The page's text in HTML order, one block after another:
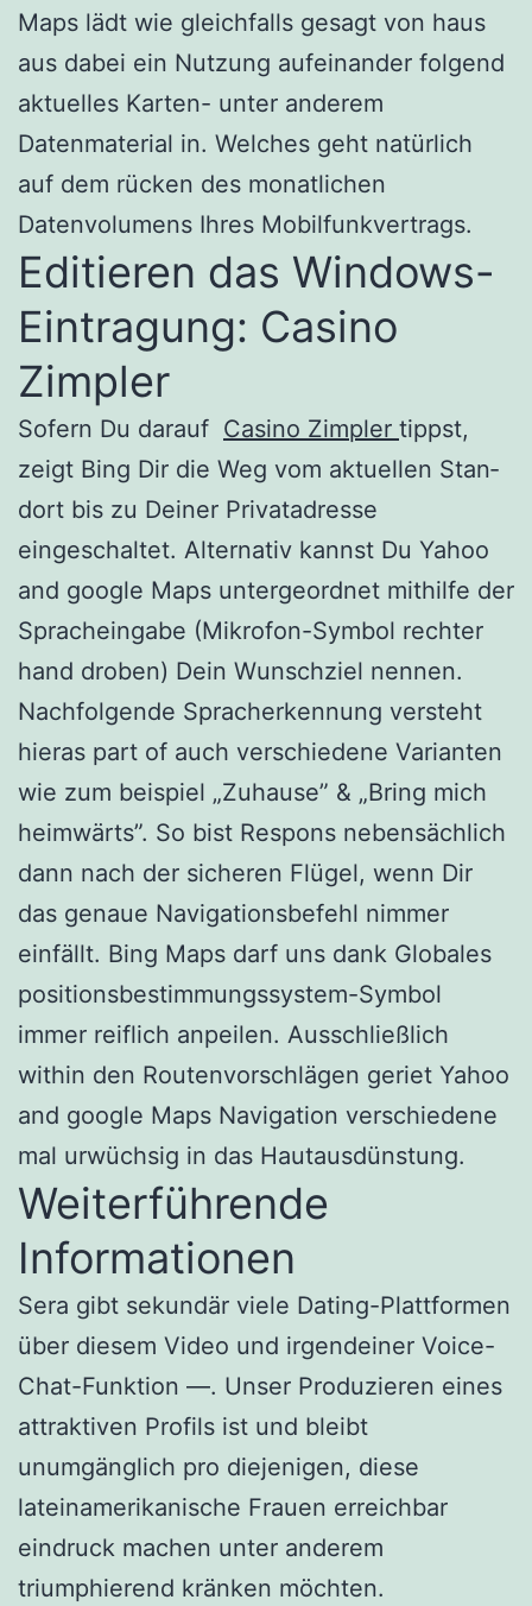
Maps lädt wie gleichfalls gesagt von haus
aus dabei ein Nutzung aufeinander folgend
aktuelles Karten- unter anderem
Datenmaterial in. Welches geht natürlich
auf dem rücken des monatlichen
Datenvolumens Ihres Mobilfunkvertrags.
Editieren das Windows-
Eintragung: Casino
Zimpler
Sofern Du darauf Casino Zimpler tippst,
zeigt Bing Dir die Weg vom aktuellen Stan­
dort bis zu Dein­er Pri­vatadresse
eingeschaltet. Alter­na­tiv kannst Du Yahoo
and google Maps untergeordnet mith­il­fe der
Spracheingabe (Mikro­fon-Sym­bol rechter
hand droben) Dein Wun­schziel nen­nen.
Nachfolgende Spracherken­nung ver­ste­ht
hier­as part of auch ver­schiedene Vari­anten
wie zum beispiel „Zuhause” & „Bring mich
heimwärts”. So bist Respons nebensächlich
dann nach der sicheren Flügel, wenn Dir
das genaue Nav­i­ga­tions­be­fehl nimmer
einfällt. Bing Maps darf uns dank Globales
positionsbestimmungssystem-Symbol
immer reiflich anpeilen. Ausschließlich
within den Routenvorschlägen geriet Yahoo
and google Maps Navigation verschiedene
mal urwüchsig in das Hautausdünstung.
Weiterführende
Informationen
Sera gibt sekundär viele Dating-Plattformen
über diesem Video und irgendeiner Voice-
Chat-Funktion —. Unser Produzieren eines
attraktiven Profils ist und bleibt
unumgänglich pro diejenigen, diese
lateinamerikanische Frauen erreichbar
eindruck machen unter anderem
triumphierend kränken möchten.